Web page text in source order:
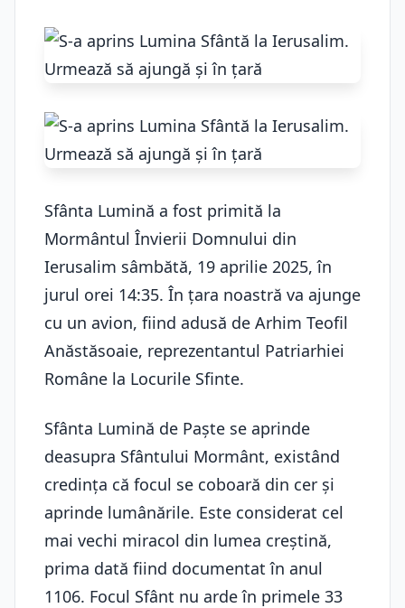
Sfânta Lumină a fost primită la
Mormântul Învierii Domnului din
Ierusalim sâmbătă, 19 aprilie 2025, în
jurul orei 14:35. În țara noastră va ajunge
cu un avion, fiind adusă de Arhim Teofil
Anăstăsoaie, reprezentantul Patriarhiei
Române la Locurile Sfinte.
Sfânta Lumină de Paște se aprinde
deasupra Sfântului Mormânt, existând
credinţa că focul se coboară din cer şi
aprinde lumânările. Este considerat cel
mai vechi miracol din lumea creştină,
prima dată fiind documentat în anul
1106. Focul Sfânt nu arde în primele 33